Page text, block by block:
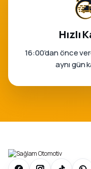
Hızlı
16:00’dan önce
aynı gün